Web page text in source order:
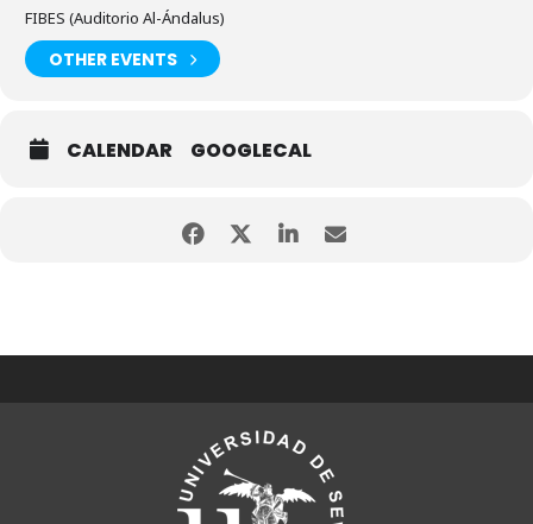
FIBES (Auditorio Al-Ándalus)
OTHER EVENTS
CALENDAR GOOGLECAL